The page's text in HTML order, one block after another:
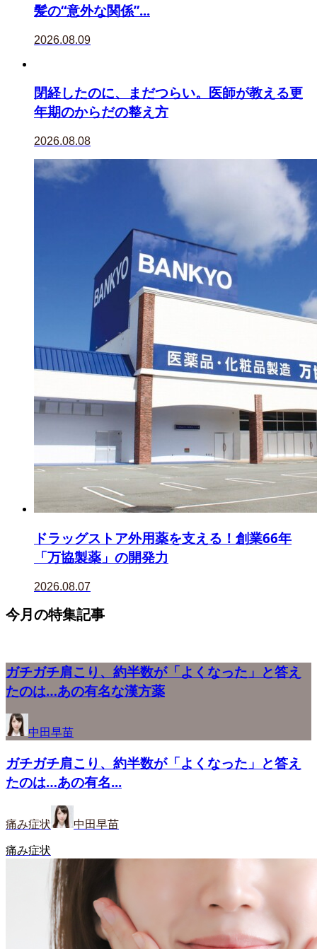
髪の“意外な関係”...
2026.08.09
閉経したのに、まだつらい。医師が教える更
年期のからだの整え方
2026.08.08
ドラッグストア外用薬を支える！創業66年
「万協製薬」の開発力
2026.08.07
今月の特集記事
ガチガチ肩こり、約半数が「よくなった」と答え
たのは…あの有名な漢方薬
中田早苗
ガチガチ肩こり、約半数が「よくなった」と答え
たのは…あの有名...
痛み症状 中田早苗
痛み症状